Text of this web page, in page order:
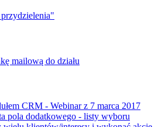
mailową do działu
CRM - Webinar z 7 marca 2017
pola dodatkowego - listy wyboru